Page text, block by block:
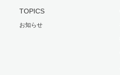
TOPICS
お知らせ